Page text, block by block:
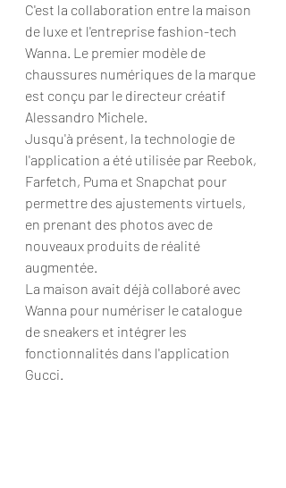
C'est la collaboration entre la maison
de luxe et l'entreprise fashion-tech
Wanna. Le premier modèle de
chaussures numériques de la marque
est conçu par le directeur créatif
Alessandro Michele.
Jusqu'à présent, la technologie de
l'application a été utilisée par Reebok,
Farfetch, Puma et Snapchat pour
permettre des ajustements virtuels,
en prenant des photos avec de
nouveaux produits de réalité
augmentée.
La maison avait déjà collaboré avec
Wanna pour numériser le catalogue
de sneakers et intégrer les
fonctionnalités dans l'application
Gucci.